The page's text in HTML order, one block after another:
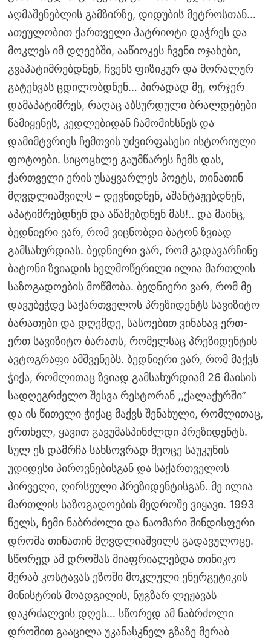
აღმაშენებლის გამზირზე, დიდუბის მეტროსთან…
ათეულობით ქართველი პატრიოტი დაჭრეს და
მოკლეს იმ დღეებში, ააწიოკეს ჩვენი ოჯახები,
გვაპატიმრებდნენ, ჩვენს ფიზიკურ და მორალურ
გატეხვას ცდილობდნენ… პირადად მე, ორჯერ
დამაპატიმრეს, რაღაც აბსურდული ბრალდებები
წამიყენეს, კედლებიდან ჩამომიხსნეს და
დამიმტვრიეს ჩემთვის უძვირფასესი ისტორიული
ფოტოები. სიცოცხლე გაუმწარეს ჩემს დას,
ქართველი ერის უსაყვარლეს პოეტს, თინათინ
მღვდლიაშვილს – დევნიდნენ, აშანტაჟებდნენ,
აპატიმრებდნენ და აწამებდნენ მას!.. და მაინც,
ბედნიერი ვარ, რომ ვიცნობდი ბატონ ზვიად
გამსახურდიას. ბედნიერი ვარ, რომ გადავარჩინე
ბატონი ზვიადის ხელმოწერილი ილია მართლის
საზოგადოების მოწმობა. ბედნიერი ვარ, რომ მე
დავუბეჭდე საქართველოს პრეზიდენტს სავიზიტო
ბარათები და დღემდე, სასოებით ვინახავ ერთ-
ერთ სავიზიტო ბარათს, რომელსაც პრეზიდენტის
ავტოგრაფი ამშვენებს. ბედნიერი ვარ, რომ მაქვს
ჭიქა, რომლითაც ზვიად გამსახურდიამ 26 მაისის
სადღეგრძელო შესვა რესტორან ,,ქალაქურში”
და ის წითელი ჭიქაც მაქვს შენახული, რომლითაც,
ერთხელ, ყავით გავუმასპინძლდი პრეზიდენტს.
სულ ეს დამრჩა სახსოვრად მეოცე საუკუნის
უდიდესი პიროვნებისგან და საქართველოს
პირველი, ღირსეული პრეზიდენტისგან. მე ილია
მართლის საზოგადოების მედროშე ვიყავი. 1993
წელს, ჩემი ნაბრძოლი და ნაომარი შინდისფერი
დროშა თინათინ მღვდლიაშვილს გადავულოცე.
სწორედ ამ დროშას მიაფრიალებდა თინიკო
მერაბ კოსტავას ეზოში მოკლული ენერგეტიკის
მინისტრის მოადგილის, ნუგზარ ლეჟავას
დაკრძალვის დღეს… სწორედ ამ ნაბრძოლი
დროშით გააცილა უკანასკნელ გზაზე მერაბ